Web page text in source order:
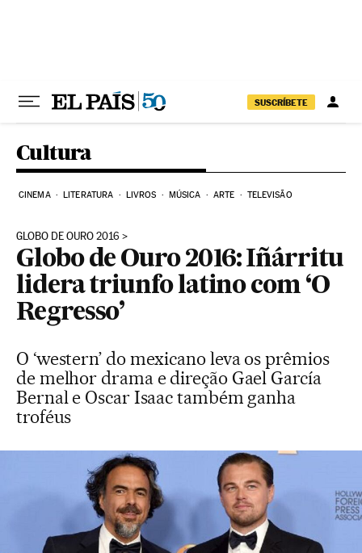
SUSCRÍBETE
Cultura
CINEMA LITERATURA LIVROS MÚSICA ARTE TELEVISÃO
GLOBO DE OURO 2016
Globo de Ouro 2016: Iñárritu
lidera triunfo latino com ‘O
Regresso’
O ‘western’ do mexicano leva os prêmios
de melhor drama e direção Gael García
Bernal e Oscar Isaac também ganha
troféus